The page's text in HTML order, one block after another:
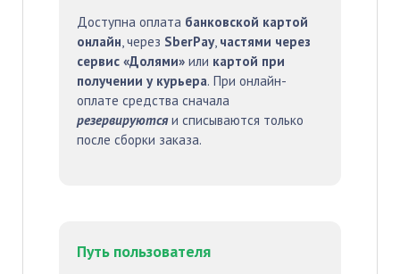
Доступна оплата банковской картой
онлайн, через SberPay, частями через
сервис «Долями» или картой при
получении у курьера. При онлайн-
оплате средства сначала
резервируютсяи списываются только
после сборки заказа.
Путь пользователя